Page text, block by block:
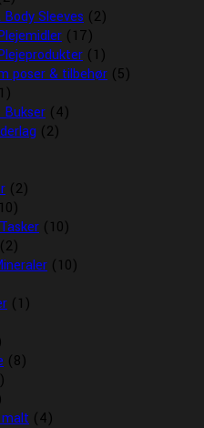
Body Sleeves (2)
(17)
(1)
poser & tilbehør (5)
Bukser (4)
(2)
(2)
(10)
(2)
(10)
(1)
(8)
(4)